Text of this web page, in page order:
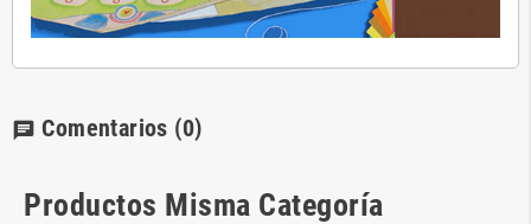
chat Comentarios (0)
Productos Misma Categoría